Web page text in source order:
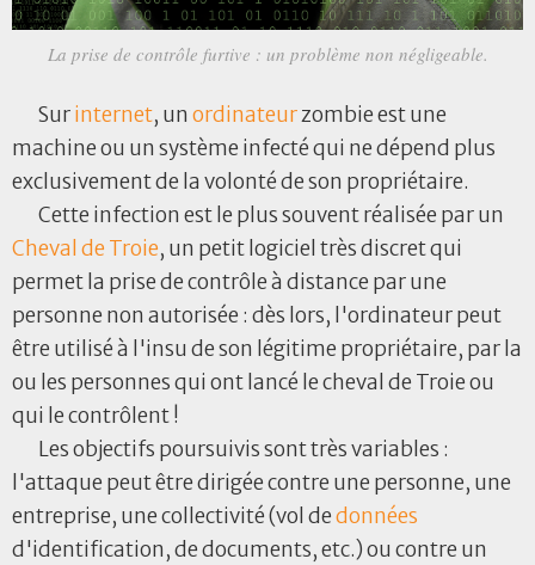
La prise de contrôle furtive : un problème non négligeable.
Surinternet, unordinateurzombie est une
machine ou un système infecté qui ne dépend plus
exclusivement de la volonté de son propriétaire.
Cette infection est le plus souvent réalisée par un
Cheval de Troie, un petit logiciel très discret qui
permet la prise de contrôle à distance par une
personne non autorisée : dès lors, l'ordinateur peut
être utilisé à l'insu de son légitime propriétaire, par la
ou les personnes qui ont lancé le cheval de Troie ou
qui le contrôlent !
Les objectifs poursuivis sont très variables :
l'attaque peut être dirigée contre une personne, une
entreprise, une collectivité (vol dedonnées
d'identification, de documents, etc.) ou contre un